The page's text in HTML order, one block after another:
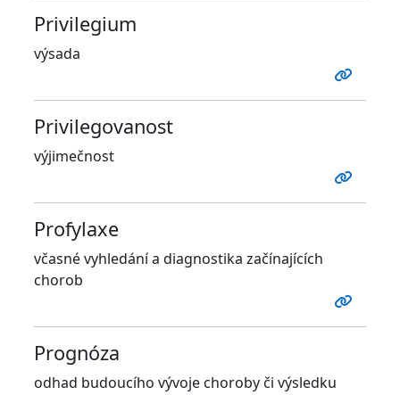
Privilegium
výsada
Privilegovanost
výjimečnost
Profylaxe
včasné vyhledání a diagnostika začínajících
chorob
Prognóza
odhad budoucího vývoje choroby či výsledku